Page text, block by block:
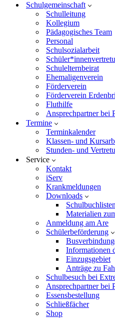
Schulgemeinschaft
Schulleitung
Kollegium
Pädagogisches Team
Personal
Schulsozialarbeit
Schulelternbeirat
Ehemaligenverein
Förderverein
Förderverein
Fluthilfe
Ansprechpartner bei
Termine
Terminkalender
Klassen- und
Stunden- und
Service
Kontakt
iServ
Krankmeldungen
Downloads
Schulbuchlisten
Materialien
Anmeldung am Are
Schülerbeförderung
Informationen
Einzugsgebiet
Anträge zu
Schulbesuch bei
Ansprechpartner bei
Essensbestellung
Schließfächer
Shop